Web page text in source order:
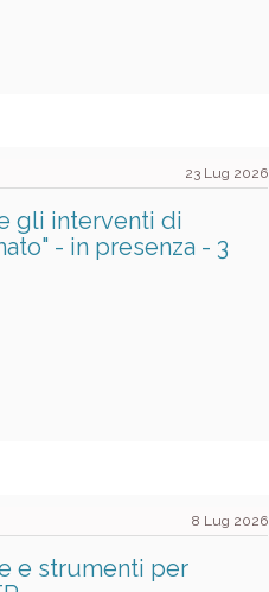
23 Lug 2026
gli interventi di
- in presenza - 3
8 Lug 2026
e strumenti per